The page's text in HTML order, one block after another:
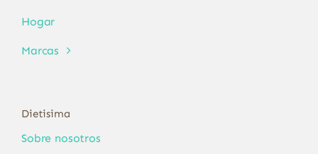
Hogar
Marcas
Dietisima
Sobre nosotros